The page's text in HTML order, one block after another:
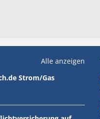
Alle anzeigen
Strom/Gas